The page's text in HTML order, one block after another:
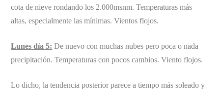
cota de nieve rondando los 2.000msnm. Temperaturas más
altas, especialmente las mínimas. Vientos flojos.
Lunes día 5: De nuevo con muchas nubes pero poca o nada
precipitación. Temperaturas con pocos cambios. Viento flojos.
Lo dicho, la tendencia posterior parece a tiempo más soleado y